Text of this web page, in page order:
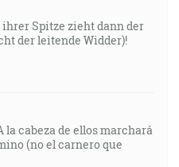
ihrer Spitze zieht dann der
der leitende Widder)!
la cabeza de ellos marchará
(no el carnero que